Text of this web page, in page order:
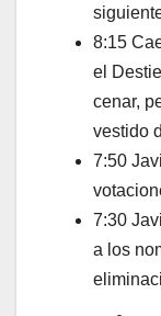
8:15
el
cenar,
vestido
7:50
7:30
a los